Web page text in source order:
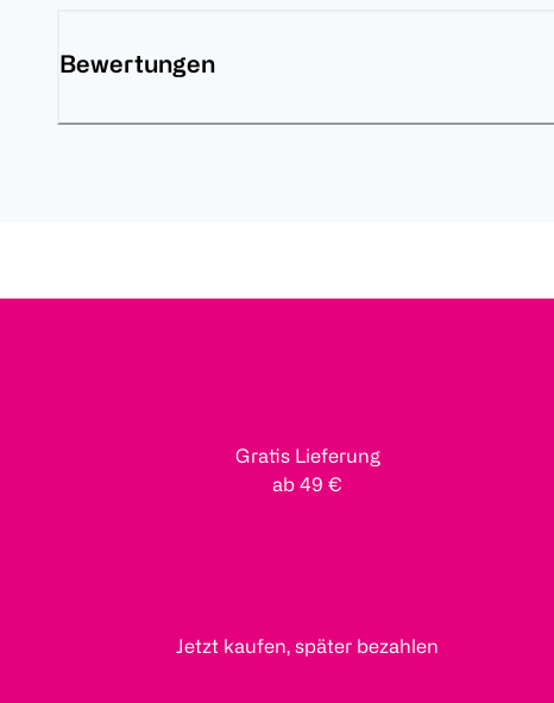
Bewertungen
Gratis Lieferung
ab 49 €
Jetzt kaufen, später bezahlen